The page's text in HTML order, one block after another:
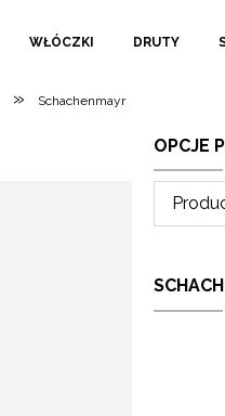
WŁÓCZKI DRUTY
» Schachenmayr
OPCJE